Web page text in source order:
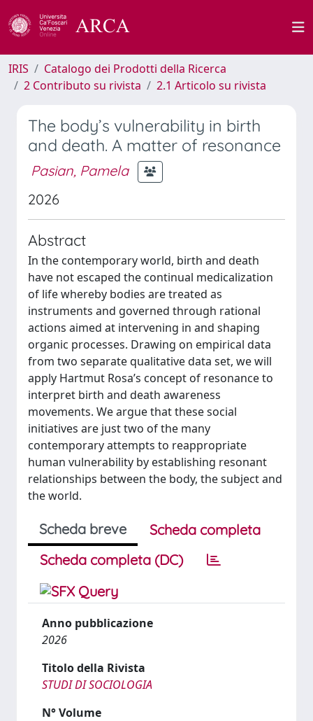
IRIS
Catalogo dei Prodotti della Ricerca
2 Contributo su rivista
2.1 Articolo su rivista
The body’s vulnerability in birth
and death. A matter of resonance
Pasian, Pamela
2026
Abstract
In the contemporary world, birth and death
have not escaped the continual medicalization
of life whereby bodies are treated as
instruments and governed through rational
actions aimed at intervening in and shaping
organic processes. Drawing on empirical data
from two separate qualitative data set, we will
apply Hartmut Rosa’s concept of resonance to
interpret birth and death awareness
movements. We argue that these social
initiatives are just two of the many
contemporary attempts to reappropriate
human vulnerability by establishing resonant
relationships between the body, the subject and
the world.
Scheda breve
Scheda completa
Scheda completa (DC)
Anno pubblicazione
2026
Titolo della Rivista
STUDI DI SOCIOLOGIA
N° Volume